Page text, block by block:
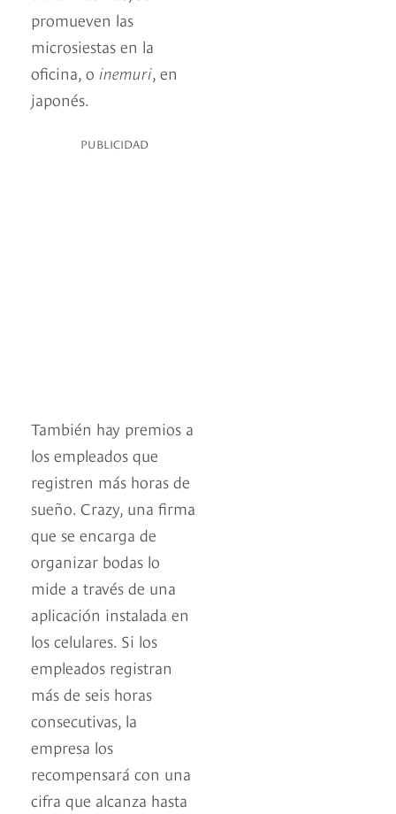
promueven las
microsiestas en la
oficina, o inemuri, en
japonés.
PUBLICIDAD
También hay premios a
los empleados que
registren más horas de
sueño. Crazy, una firma
que se encarga de
organizar bodas lo
mide a través de una
aplicación instalada en
los celulares. Si los
empleados registran
más de seis horas
consecutivas, la
empresa los
recompensará con una
cifra que alcanza hasta